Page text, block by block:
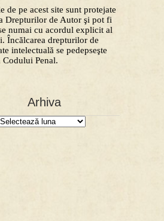
de pe acest site sunt protejate
Drepturilor de Autor şi pot fi
numai cu acordul explicit al
Încălcarea drepturilor de
intelectuală se pedepseşte
Penal.
Arhiva